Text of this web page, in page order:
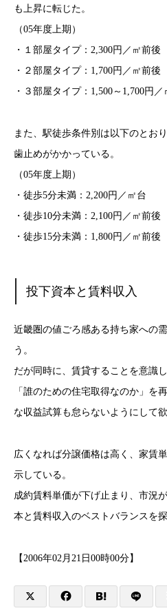
も上昇に転じた。
（05年度上期）
・１部屋タイプ：2,300円／㎡前後
・２部屋タイプ：1,700円／㎡前後
・３部屋タイプ：1,500～1,700円／
また、駅徒歩条件別は以下のとお
歯止めがかかっている。
（05年度上期）
・徒歩5分未満：2,200円／㎡台
・徒歩10分未満：2,100円／㎡前後
・徒歩15分未満：1,800円／㎡前後
投下資本と賃料収入
近畿圏の値ごろ感ある持ち家への
う。
だが同時に、賃貸することを意識
「誰のための住宅取得なのか」を
な収益試算も怠らないようにして欲
広くなれば分譲価格は高く、家賃
示している。
成約賃料単価が下げ止まり、市況
本と賃料収入のベストバランスを探
【2006年02月21日00時00分】